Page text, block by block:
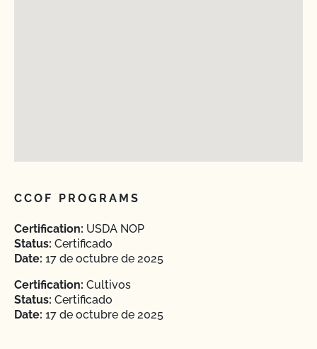
CCOF PROGRAMS
Certification: USDA NOP
Status: Certificado
Date: 17 de octubre de 2025
Certification: Cultivos
Status: Certificado
Date: 17 de octubre de 2025